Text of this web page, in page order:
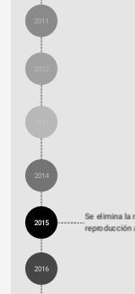
2011
2014
2015
Se elimina la
reproducción
2016